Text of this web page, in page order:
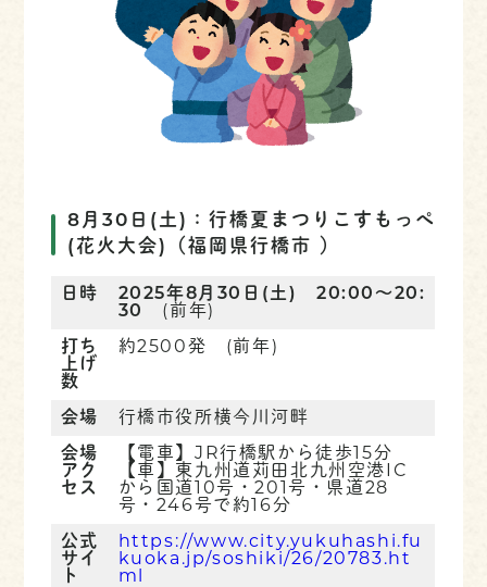
8月30日(土)：行橋夏まつりこすもっぺ
(花火大会)
（福岡県行橋市 ）
日時
2025年8月30日(土) 20:00～20:
30
(前年)
打ち
上げ
数
約2500発 (前年)
会場 行橋市役所横今川河畔
会場
アク
セス
【電車】JR行橋駅から徒歩15分
【車】東九州道苅田北九州空港IC
から国道10号・201号・県道28
号・246号で約16分
公式
サイ
ト
https://www.city.yukuhashi.fu
kuoka.jp/soshiki/26/20783.ht
ml